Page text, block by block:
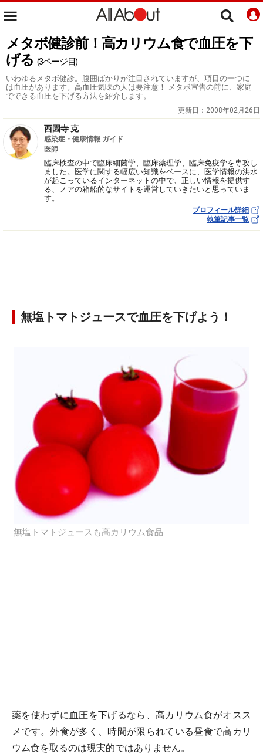
メタボ健診前！高カリウム食で血圧を下
げる (3ページ目)
いわゆるメタボ健診。腹囲ばかりが注目されていますが、項目の一つに
は血圧があります。高血圧気味の人は要注意！ メタボ宣告の前に、家庭
でできる血圧を下げる方法を紹介します。
更新日： 2008年02月26日
西園寺 克
感染症・健康情報 ガイド
医師
臨床検査の中で臨床細菌学、臨床薬理学、臨床免疫学を専攻し
ました。医学に関する幅広い知識をベースに、医学情報の洪水
が起こっているインターネットの中で、正しい情報を提供す
る、ノアの箱船的なサイトを運営していきたいと思っていま
す。
プロフィール詳細
執筆記事一覧
無塩トマトジュースで血圧を下げよう！
無塩トマトジュースも高カリウム食品
薬を使わずに血圧を下げるなら、高カリウム食がオスス
メです。外食が多く、時間が限られている昼食で高カリ
ウム食を取るのは現実的ではありません。